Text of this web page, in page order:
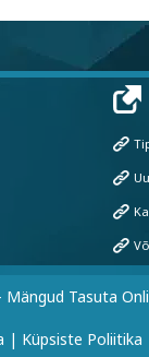
Tasuta
| Küpsiste Poliitika